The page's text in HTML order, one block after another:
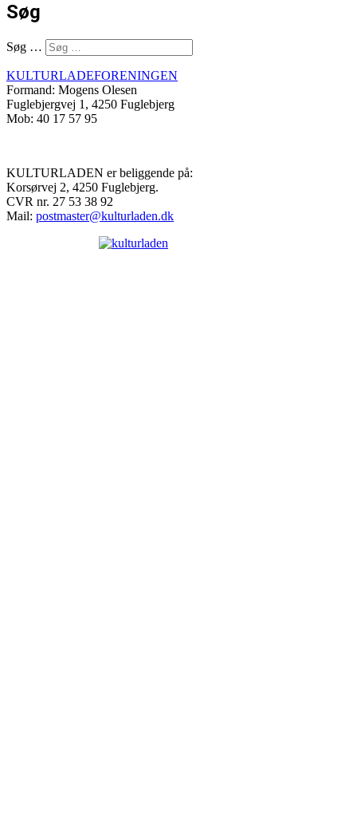
Søg
Søg …
KULTURLADEFORENINGEN
Formand: Mogens Olesen
Fuglebjergvej 1, 4250 Fuglebjerg
Mob: 40 17 57 95
KULTURLADEN er beliggende på:
Korsørvej 2, 4250 Fuglebjerg.
CVR nr. 27 53 38 92
Mail: postmaster@kulturladen.dk